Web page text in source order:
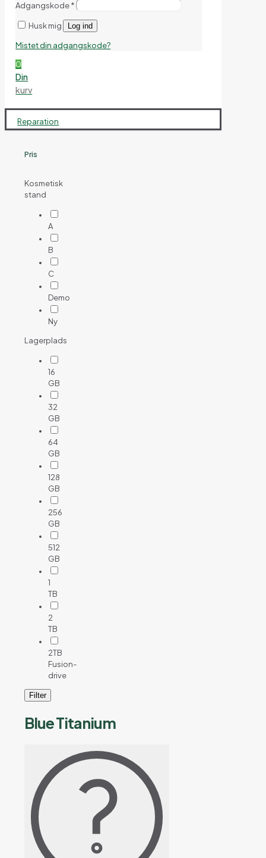
Adgangskode*
Husk mig Log ind
Mistet din adgangskode?
0
Din
kurv
Reparation
Blue Titanium
Pris
Kosmetisk
stand
A
B
C
Demo
Ny
Lagerplads
16
GB
32
GB
64
GB
128
GB
256
GB
512
GB
1
TB
2
TB
2TB
Fusion-
drive
Filter